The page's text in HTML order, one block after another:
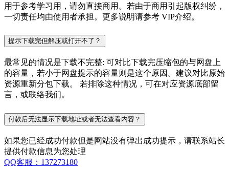
用于参考学习用，请勿直接商用。若由于商用引起版权纠纷，
一切责任均由使用者承担。更多说明请参考 VIP介绍。
提示下载完但解压或打开不了？
最常见的情况是下载不完整: 可对比下载完压缩包的与网盘上
的容量，若小于网盘提示的容量则是这个原因。建议对比原始
资源重新分包下载。 若排除这种情况，可在对应资源底部留
言，或联络我们。
付款后无法显示下载地址或者无法查看内容？
如果您已经成功付款但是网站没有弹出成功提示，请联系站长
提供付款信息为您处理
QQ客服：137273180